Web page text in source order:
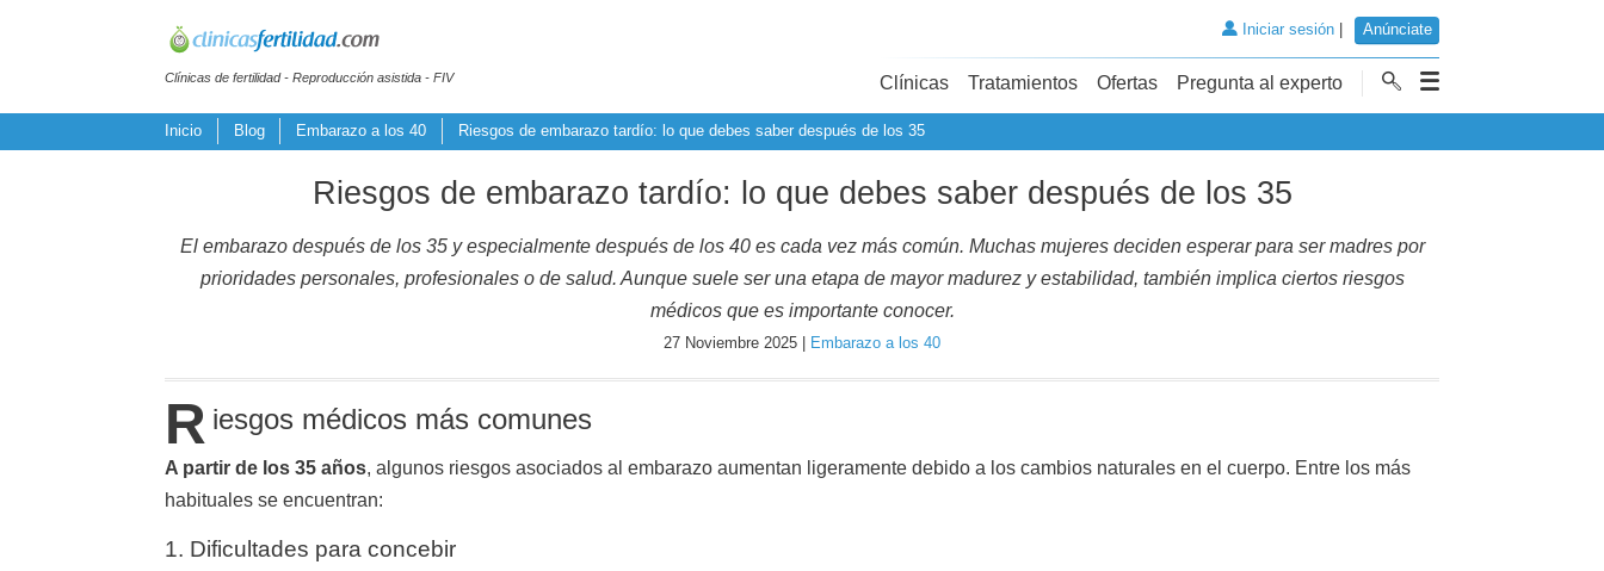
Clínicas de fertilidad - Reproducción asistida - FIV
Iniciar sesión| Anúnciate
Clínicas Tratamientos Ofertas Pregunta al experto
Inicio Blog Embarazo a los 40 Riesgos de embarazo tardío: lo que debes saber después de los 35
Riesgos de embarazo tardío: lo que debes saber después de los 35
El embarazo después de los 35 y especialmente después de los 40 es cada vez más común. Muchas mujeres deciden esperar para ser madres por
prioridades personales, profesionales o de salud. Aunque suele ser una etapa de mayor madurez y estabilidad, también implica ciertos riesgos
médicos que es importante conocer.
27 Noviembre 2025 | Embarazo a los 40
R iesgos médicos más comunes
A partir de los 35 años, algunos riesgos asociados al embarazo aumentan ligeramente debido a los cambios naturales en el cuerpo. Entre los más
habituales se encuentran:
1. Dificultades para concebir